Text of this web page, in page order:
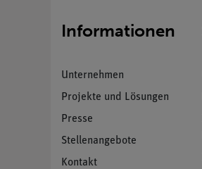
Informationen
Unternehmen
Projekte und Lösungen
Presse
Stellenangebote
Kontakt